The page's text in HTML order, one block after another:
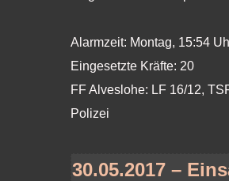
Alarmzeit: Montag, 15:54
Eingesetzte Kräfte: 20
FF Alveslohe: LF 16/12,
Polizei
30.05.2017 –